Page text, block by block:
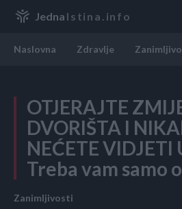
Jedna Istina.info
Naslovna Zdravlje
OTJERAJTE
DVORIŠTA I
NEĆETE VIDJETI
Treba vam samo
Zanimljivosti